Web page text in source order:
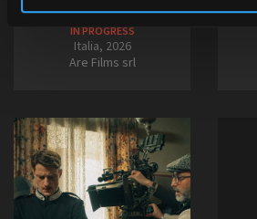
LUNGOMETRAGGI
IN PROGRESS
Italia, 2026
Are Films srl